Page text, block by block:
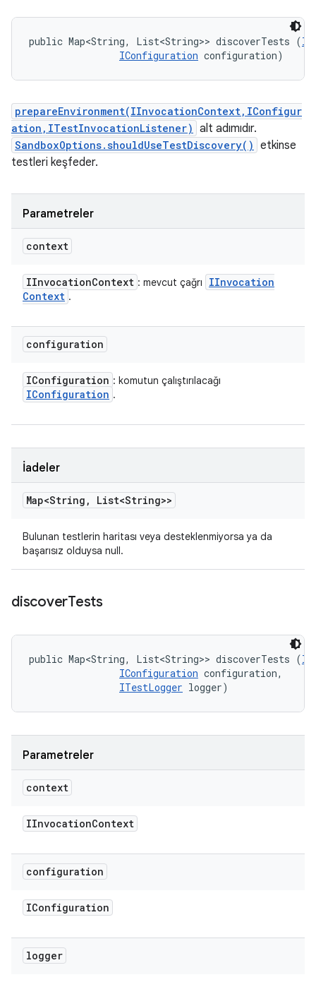
public Map<String, List<String>> discoverTests (
IConfiguration configuration)
prepareEnvironment(IInvocationContext,IConfigur
ation,ITestInvocationListener) alt adımıdır.
SandboxOptions.shouldUseTestDiscovery() etkinse
testleri keşfeder.
Parametreler
context
IInvocationContext : mevcut çağrı
IInvocation
Context .
configuration
IConfiguration : komutun çalıştırılacağı
IConfiguration .
İadeler
Map<String , List<String>>
Bulunan testlerin haritası veya desteklenmiyorsa ya da
başarısız olduysa null.
discoverTests
public Map<String, List<String>> discoverTests (
IConfiguration configuration,
ITestLogger logger)
Parametreler
context
IInvocationContext
configuration
IConfiguration
logger